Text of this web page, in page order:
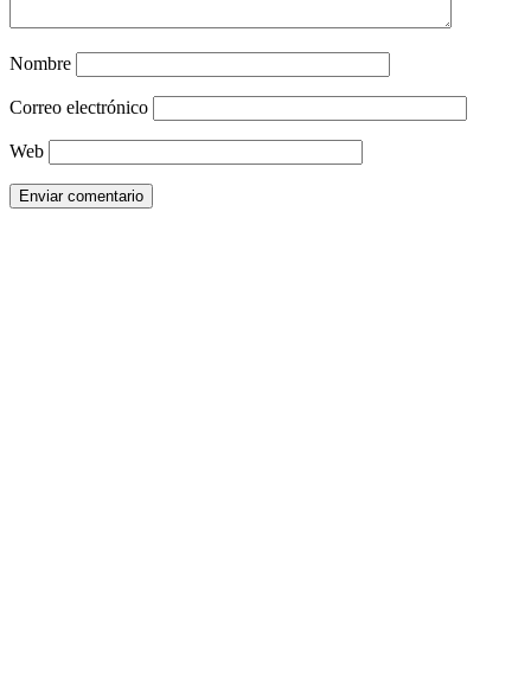
Nombre
Correo electrónico
Web